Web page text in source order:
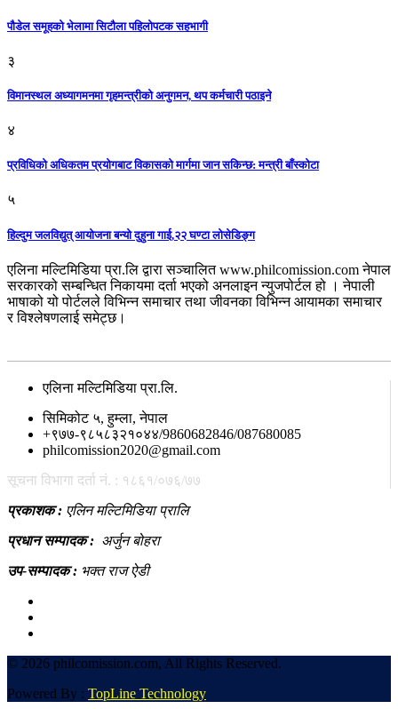
पौडेल समूहको भेलामा सिटौला पहिलोपटक सहभागी
३
विमानस्थल अध्यागमनमा गृहमन्त्रीको अनुगमन, थप कर्मचारी पठाइने
४
प्रविधिको अधिकतम प्रयोगबाट विकासको मार्गमा जान सकिन्छ: मन्त्री बाँस्कोटा
५
हिल्दुम जलविद्युत् आयोजना बन्यो दुहुना गाई,२२ घण्टा लोसेडिङ्ग
एलिना मल्टिमिडिया प्रा.लि द्वारा सञ्चालित www.philcomission.com नेपाल
सरकारको सम्बन्धित निकायमा दर्ता भएको अनलाइन न्युजपोर्टल हो । नेपाली
भाषाको यो पोर्टलले विभिन्न समाचार तथा जीवनका विभिन्न आयामका समाचार
र विश्लेषणलाई समेट्छ।
एलिना मल्टिमिडिया प्रा.लि.
सिमिकोट ५, हुम्ला, नेपाल
+९७७-९८५८३२१०४४/9860682846/087680085
philcomission2020@gmail.com
सूचना विभागा दर्ता नं. : १८६१/०७६/७७
प्रकाशक : एलिन मल्टिमिडिया प्रालि
प्रधान सम्पादक : अर्जुन बोहरा
उप-सम्पादक : भक्त राज ऐडी
© 2026 philcomission.com, All Rights Reserved.
Powered By : TopLine Technology